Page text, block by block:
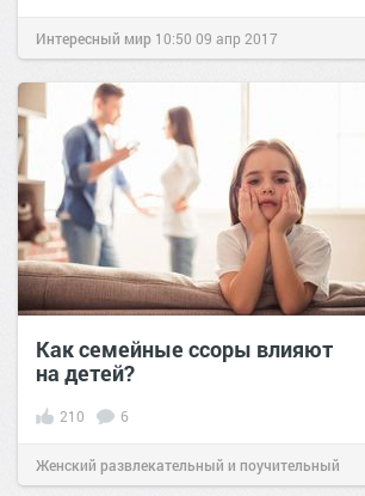
Интересный мир 10:50 09 апр 2017
Как семейные ссоры влияют
на детей?
210 6
Женский развлекательный и поучительный